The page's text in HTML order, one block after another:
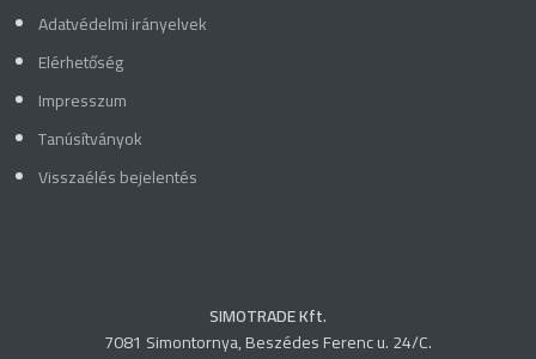
Adatvédelmi irányelvek
Elérhetőség
Impresszum
Tanúsítványok
Visszaélés bejelentés
SIMOTRADE Kft.
7081 Simontornya, Beszédes Ferenc u. 24/C.